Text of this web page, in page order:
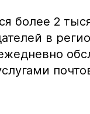
более 2
в